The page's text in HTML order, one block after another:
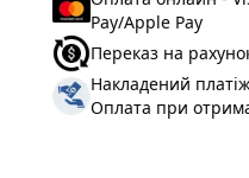
Pay/Apple Pay
Переказ на
Накладений
Оплата при